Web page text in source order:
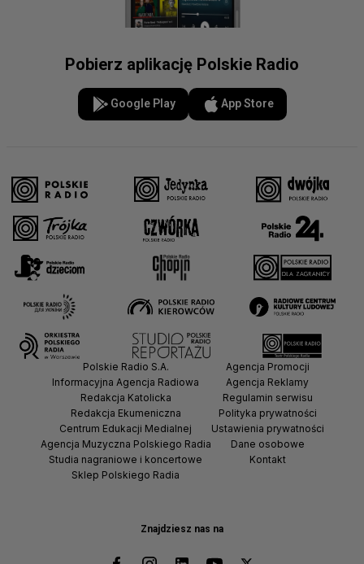
Pobierz aplikację Polskie Radio
Google Play App Store
Znajdziesz nas na
Polskie Radio S.A.
Informacyjna Agencja Radiowa
Redakcja Katolicka
Redakcja Ekumeniczna
Centrum Edukacji Medialnej
Agencja Muzyczna Polskiego Radia
Studia nagraniowe i koncertowe
Sklep Polskiego Radia
Agencja Promocji
Agencja Reklamy
Regulamin serwisu
Polityka prywatności
Ustawienia prywatności
Dane osobowe
Kontakt